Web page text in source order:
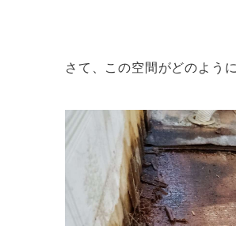
さて、この空間がどのよう